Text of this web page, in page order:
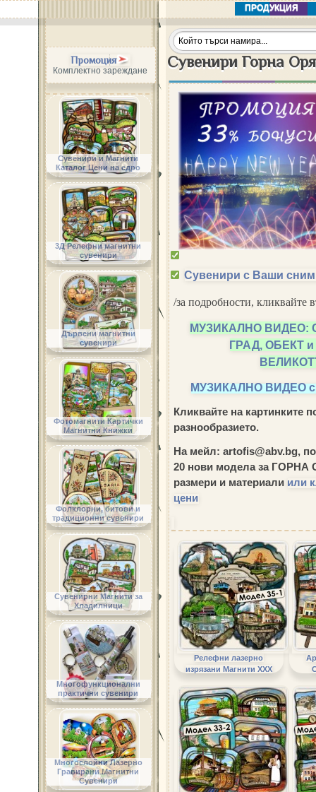
ПРОДУКЦИЯ
Сувенири Горна
Сувенири с Ваши
/за подробности, кликвайте
МУЗИКАЛНО ВИДЕО:
ГРАД, ОБЕКТ
МУЗИКАЛНО ВИДЕО
Кликвайте на картинките
разнообразието.
На мейл: artofis@abv.bg,
20 нови модела за
размери и материали или
цени
Релефни лазерно
изрязани Магнити ХХХ
Промоция
Комплектно зареждане
Сувенири и Магнити
Каталог Цени на едро
3Д Релефни магнитни
сувенири
Дървени магнитни
сувенири
Фотомагнити Картички
Магнитни Книжки
Фолклорни, битови и
традиционни сувенири
Сувенирни Магнити за
Хладилници
Многофункционални
практични сувенири
Многослойни Лазерно
Гравирани Магнитни
Сувенири